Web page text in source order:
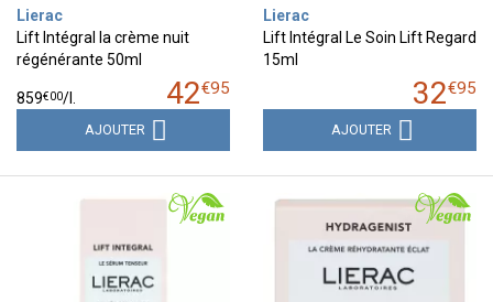
Lierac
Lift Intégral la crème nuit
régénérante 50ml
42€95
859€00/
AJOUTER
Lierac
Lift Intégral Le Soin Lift Regard
15ml
32€95
AJOUTER